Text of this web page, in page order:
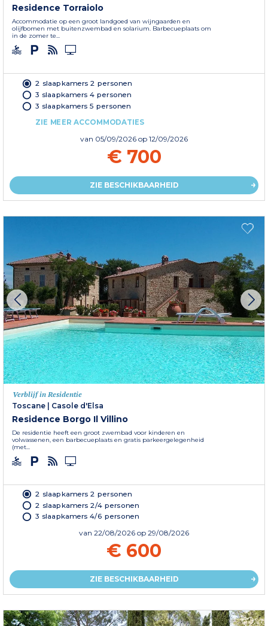
Residence Torraiolo
Accommodatie op een groot landgoed van wijngaarden en
olijfbomen met buitenzwembad en solarium. Barbecueplaats om
in de zomer te...
2 slaapkamers 2 personen
3 slaapkamers 4 personen
3 slaapkamers 5 personen
ZIE MEER ACCOMMODATIES
van 05/09/2026 op 12/09/2026
€ 700
ZIE BESCHIKBAARHEID
Verblijf in Residentie
Toscane | Casole d'Elsa
Residence Borgo Il Villino
De residentie heeft een groot zwembad voor kinderen en
volwassenen, een barbecueplaats en gratis parkeergelegenheid
(met...
2 slaapkamers 2 personen
2 slaapkamers 2/4 personen
3 slaapkamers 4/6 personen
van 22/08/2026 op 29/08/2026
€ 600
ZIE BESCHIKBAARHEID